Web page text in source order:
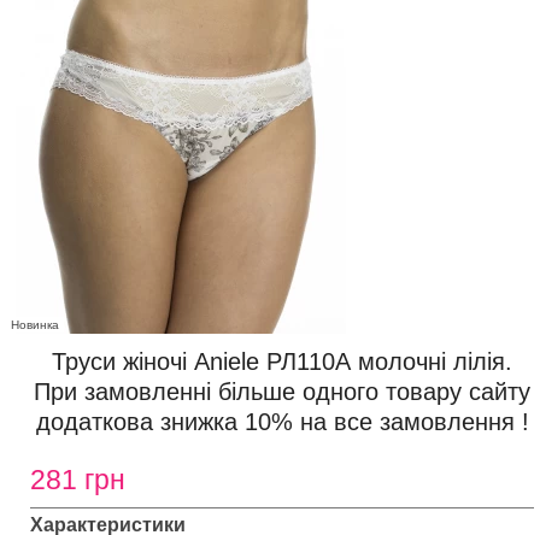
Новинка
Труси жіночі Aniele РЛ110А молочні лілія.
При замовленні більше одного товару сайту
додаткова знижка 10% на все замовлення !
281 грн
Характеристики